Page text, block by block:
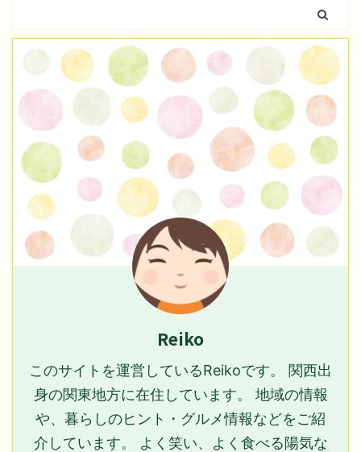
Reiko
このサイトを運営しているReikoです。 関西出
身の関東地方に在住しています。 地域の情報
や、暮らしのヒント・グルメ情報などをご紹
介しています。 よく笑い、よく食べる陽気な